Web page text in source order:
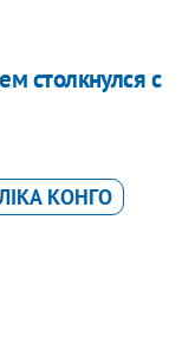
столкнулся с
КОНГО